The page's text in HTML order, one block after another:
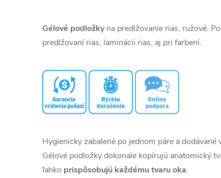
Gélové podložkyna predlžovanie rias, ružové.
predlžovaní rias, laminácii rias, aj pri farbení.
Hygienicky zabalené po jednom páre a dodávané
Gélové podložky dokonale kopírujú anatomický
ľahko prispôsobujú každému tvaru oka.